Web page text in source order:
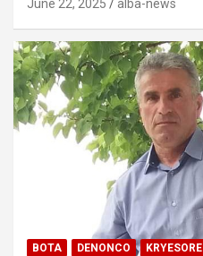
June 22, 2025 alba-news
BOTA DENONCO KRYESORE